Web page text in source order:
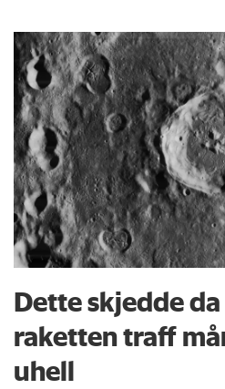
Dette skjedde da
raketten traff
uhell